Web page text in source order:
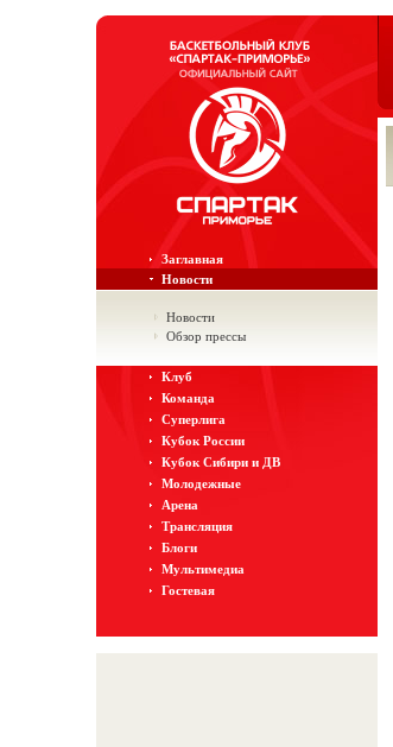
Заглавная
Новости
Новости
Обзор прессы
Клуб
Команда
Суперлига
Кубок России
Кубок Сибири и ДВ
Молодежные
Арена
Трансляция
Блоги
Мультимедиа
Гостевая